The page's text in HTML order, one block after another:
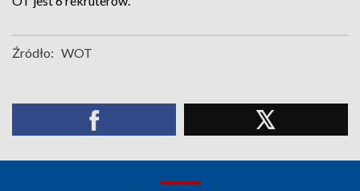
Źródło: WOT